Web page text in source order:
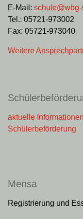
E-Mail:
Tel.: 05721-973002
Fax: 05721-973040
Weitere
aktuelle
Schülerbeförderung
Mensa
Registrierung und